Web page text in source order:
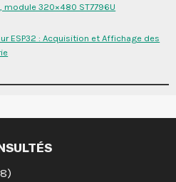
module 320×480 ST7796U
ESP32 : Acquisition et Affichage des